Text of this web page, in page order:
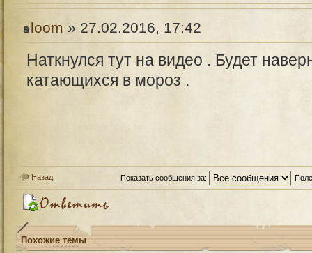
loom » 27.02.2016, 17:42
Наткнулся тут на видео . Будет
катающихся в мороз .
Назад Показать сообщения за:
Похожие темы